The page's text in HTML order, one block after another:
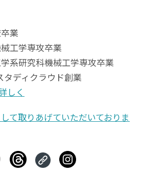
業
工学専攻卒業
系研究科機械工学専攻卒業
ディクラウド創業
しく
て取りあげていただいておりま